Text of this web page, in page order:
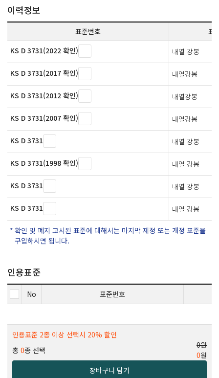
이력정보
표준번호
표
KS D 3731(2022 확인)
내열 강봉
KS D 3731(2017 확인) 내열강봉
KS D 3731(2012 확인) 내열강봉
KS D 3731(2007 확인) 내열강봉
KS D 3731 내열 강봉
KS D 3731(1998 확인) 내열 강봉
KS D 3731 내열 강봉
KS D 3731 내열 강봉
확인 및 폐지 고시된 표준에 대해서는 마지막 제정 또는 개정 표준을
구입하시면 됩니다.
인용표준
No 표준번호
인용표준 2종 이상 선택시 20% 할인
총 0종 선택
0원
0원
장바구니 담기